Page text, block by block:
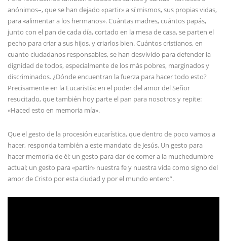
anónimos–, que se han dejado «partir» a sí mismos, sus propias vidas,
para «alimentar a los hermanos». Cuántas madres, cuántos papás,
junto con el pan de cada día, cortado en la mesa de casa, se parten el
pecho para criar a sus hijos, y criarlos bien. Cuántos cristianos, en
cuanto ciudadanos responsables, se han desvivido para defender la
dignidad de todos, especialmente de los más pobres, marginados y
discriminados. ¿Dónde encuentran la fuerza para hacer todo esto?
Precisamente en la Eucaristía: en el poder del amor del Señor
resucitado, que también hoy parte el pan para nosotros y repite:
«Haced esto en memoria mía».
Que el gesto de la procesión eucarística, que dentro de poco vamos a
hacer, responda también a este mandato de Jesús. Un gesto para
hacer memoria de él; un gesto para dar de comer a la muchedumbre
actual; un gesto para «partir» nuestra fe y nuestra vida como signo del
amor de Cristo por esta ciudad y por el mundo entero”.